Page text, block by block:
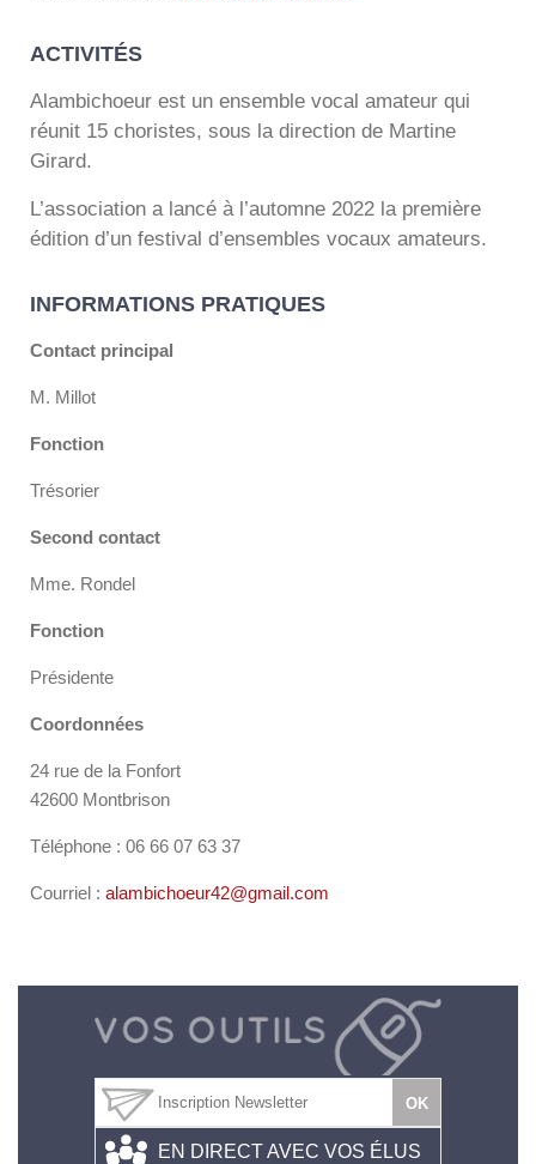
ACTIVITÉS
Alambichoeur est un ensemble vocal amateur qui
réunit 15 choristes, sous la direction de Martine
Girard.
L’association a lancé à l’automne 2022 la première
édition d’un festival d’ensembles vocaux amateurs.
INFORMATIONS PRATIQUES
Contact principal
M. Millot
Fonction
Trésorier
Second contact
Mme. Rondel
Fonction
Présidente
Coordonnées
24 rue de la Fonfort
42600 Montbrison
Téléphone : 06 66 07 63 37
Courriel : alambichoeur42@gmail.com
EN DIRECT AVEC VOS ÉLUS